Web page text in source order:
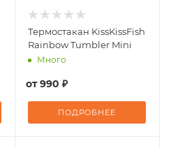
Термостакан KissKissFish
Rainbow Tumbler Mini
Много
от990 ₽
ПОДРОБНЕЕ